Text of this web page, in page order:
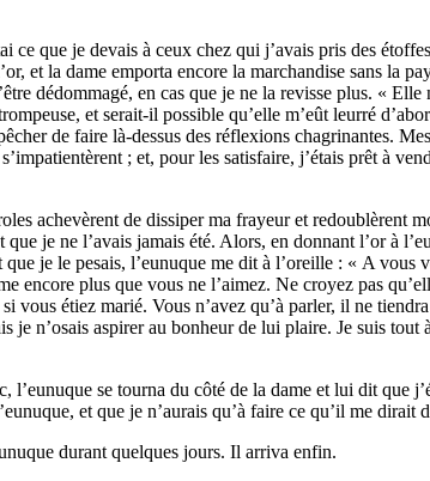
que je devais à ceux chez qui j’avais pris des
et la dame emporta encore la marchandise sans la
dédommagé, en cas que je ne la revisse plus. «
et serait-il possible qu’elle m’eût leurré
de faire là-dessus des réflexions chagrinantes.
; et, pour les satisfaire, j’étais prêt à
achevèrent de dissiper ma frayeur et redoublèrent
je ne l’avais jamais été. Alors, en donnant l’or à
je le pesais, l’eunuque me dit à l’oreille : « A
encore plus que vous ne l’aimez. Ne croyez pas
vous étiez marié. Vous n’avez qu’à parler, il ne
je n’osais aspirer au bonheur de lui plaire. Je suis
l’eunuque se tourna du côté de la dame et lui dit que
et que je n’aurais qu’à faire ce qu’il me dirait
durant quelques jours. Il arriva enfin.